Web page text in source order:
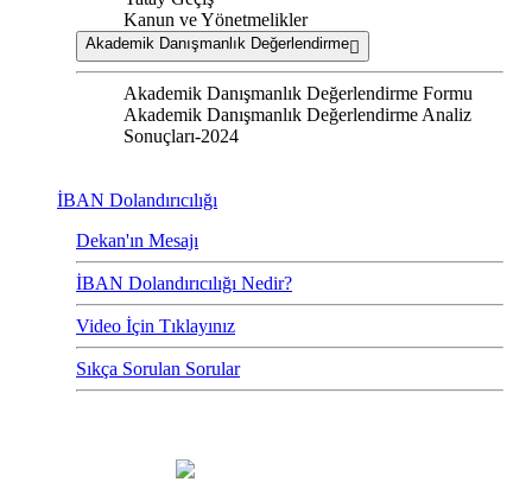
Kanun ve Yönetmelikler
Akademik Danışmanlık Değerlendirme
Akademik Danışmanlık Değerlendirme Formu
Akademik Danışmanlık Değerlendirme Analiz
Sonuçları-2024
İBAN Dolandırıcılığı
Dekan'ın Mesajı
İBAN Dolandırıcılığı Nedir?
Video İçin Tıklayınız
Sıkça Sorulan Sorular